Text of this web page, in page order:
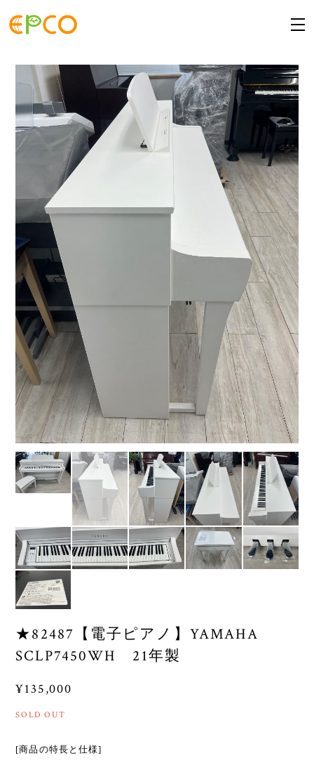
★82487【電子ピアノ】YAMAHA
SCLP7450WH 21年製
¥135,000
SOLD OUT
[商品の特長と仕様]